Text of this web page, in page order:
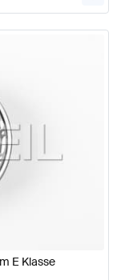
E Klasse